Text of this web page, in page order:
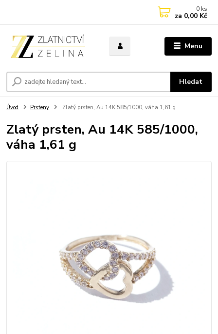
Menu
Hledat
0 ks
za 0,00 Kč
Úvod Prsteny Zlatý prsten, Au 14K 585/1000, váha 1,61 g
Zlatý prsten, Au 14K 585/1000,
váha 1,61 g